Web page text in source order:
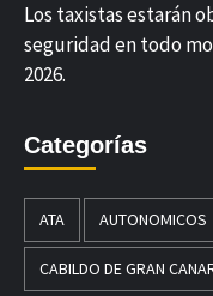
Los taxistas estarán
seguridad en todo
2026.
Categorías
ATA AUTONOMICOS
CABILDO DE GRAN